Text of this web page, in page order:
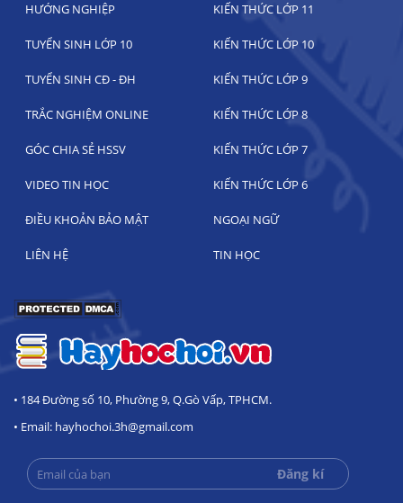
HƯỚNG NGHIỆP KIẾN THỨC LỚP 11
TUYỂN SINH LỚP 10 KIẾN THỨC LỚP 10
TUYỂN SINH CĐ - ĐH KIẾN THỨC LỚP 9
TRẮC NGHIỆM ONLINE KIẾN THỨC LỚP 8
GÓC CHIA SẺ HSSV KIẾN THỨC LỚP 7
VIDEO TIN HỌC KIẾN THỨC LỚP 6
ĐIỀU KHOẢN BẢO MẬT NGOẠI NGỮ
LIÊN HỆ TIN HỌC
• 184 Đường số 10, Phường 9, Q.Gò Vấp, TPHCM.
• Email: hayhochoi.3h@gmail.com